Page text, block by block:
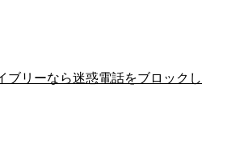
ブリーなら迷惑電話をブロックし